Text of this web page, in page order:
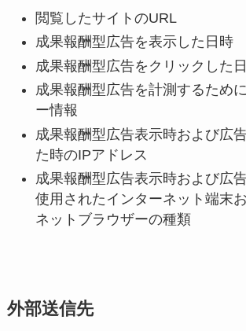
閲覧したサイトのURL
成果報酬型広告を表示した日時
成果報酬型広告をクリックした
成果報酬型広告を計測するため
ー情報
成果報酬型広告表示時および広
た時のIPアドレス
成果報酬型広告表示時および広
使用されたインターネット端末
ネットブラウザーの種類
外部送信先